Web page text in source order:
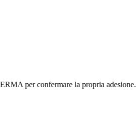
per confermare la propria adesione.